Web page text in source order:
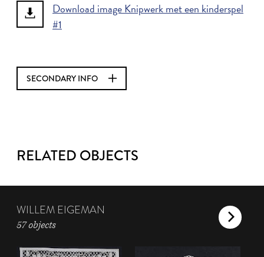
Download image Knipwerk met een kinderspel
#1
SECONDARY INFO
RELATED OBJECTS
WILLEM EIGEMAN
57 objects